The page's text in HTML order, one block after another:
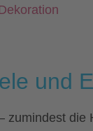
und
zumindest